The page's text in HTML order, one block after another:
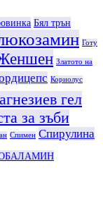
Бял трън
Готу
Златото на
Кориолус
гел
за зъби
Спимен Спирулина